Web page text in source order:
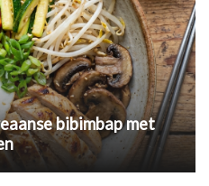
bibimbap met